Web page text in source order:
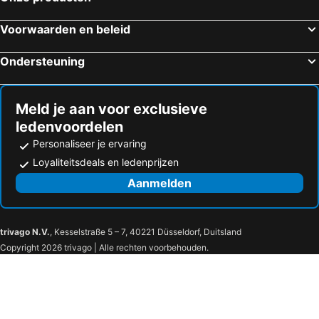
Voorwaarden en beleid
Ondersteuning
Meld je aan voor exclusieve
ledenvoordelen
Personaliseer je ervaring
Loyaliteitsdeals en ledenprijzen
Aanmelden
trivago N.V., Kesselstraße 5 – 7, 40221 Düsseldorf, Duitsland
Copyright 2026 trivago | Alle rechten voorbehouden.